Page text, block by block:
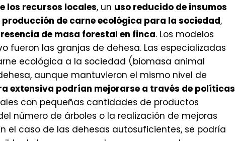
los recursos locales, un uso reducido de insumos
de carne ecológica para la sociedad,
de masa forestal en finca. Los modelos
fueron las granjas de dehesa. Las especializadas
ecológica a la sociedad (biomasa animal
aunque mantuvieron el mismo nivel de
extensiva podrían mejorarse a través de políticas
con pequeñas cantidades de productos
número de árboles o la realización de mejoras
el caso de las dehesas autosuficientes, se podría